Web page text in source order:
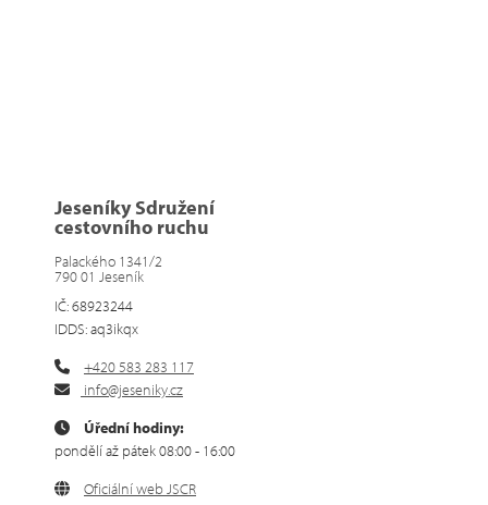
Jeseníky Sdružení
cestovního ruchu
Palackého 1341/2
790 01 Jeseník
IČ: 68923244
IDDS: aq3ikqx
+420 583 283 117
info@jeseniky.cz
Úřední hodiny:
pondělí až pátek 08:00 - 16:00
Oficiální web JSCR